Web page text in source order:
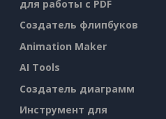
для работы с PDF
Создатель флипбуков
Animation Maker
AI Tools
Создатель диаграмм
Инструмент для